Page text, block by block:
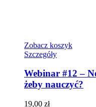
Zobacz koszyk
Szczegóły
Webinar #12 –
żeby nauczyć?
19,00 zł